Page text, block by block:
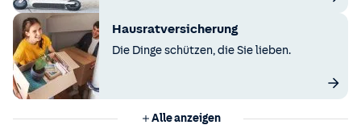
Hausratversicherung
Die Dinge schützen, die Sie lieben.
Alle anzeigen